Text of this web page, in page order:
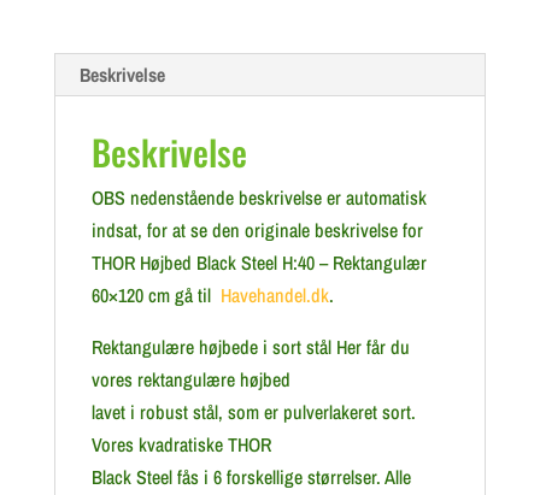
Beskrivelse
Beskrivelse
OBS nedenstående beskrivelse er automatisk
indsat, for at se den originale beskrivelse for
THOR Højbed Black Steel H:40 – Rektangulær
60×120 cm gå til Havehandel.dk.
Rektangulære højbede i sort stål Her får du
vores rektangulære højbed
lavet i robust stål, som er pulverlakeret sort.
Vores kvadratiske THOR
Black Steel fås i 6 forskellige størrelser. Alle